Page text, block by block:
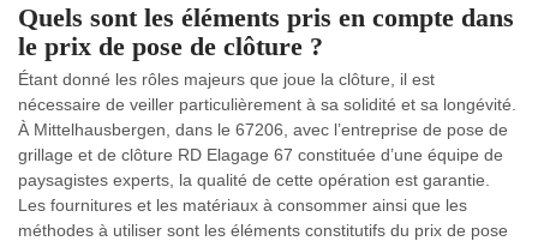
Quels sont les éléments pris en compte dans
le prix de pose de clôture ?
Étant donné les rôles majeurs que joue la clôture, il est
nécessaire de veiller particulièrement à sa solidité et sa longévité.
À Mittelhausbergen, dans le 67206, avec l’entreprise de pose de
grillage et de clôture RD Elagage 67 constituée d’une équipe de
paysagistes experts, la qualité de cette opération est garantie.
Les fournitures et les matériaux à consommer ainsi que les
méthodes à utiliser sont les éléments constitutifs du prix de pose